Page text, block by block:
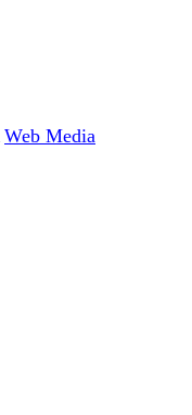
Web Media